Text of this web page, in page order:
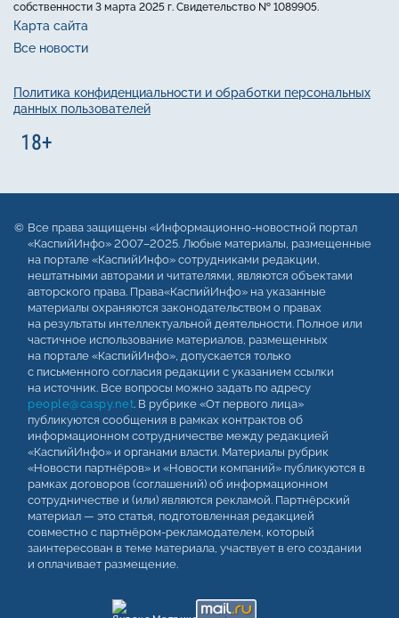
собственности 3 марта 2025 г. Свидетельство № 1089905.
Карта сайта
Все новости
Политика конфиденциальности и обработки персональных
данных пользователей
Все права защищены «Информационно-новостной портал
«КаспийИнфо» 2007–2025. Любые материалы, размещенные
на портале «КаспийИнфо» сотрудниками редакции,
нештатными авторами и читателями, являются объектами
авторского права. Права«КаспийИнфо» на указанные
материалы охраняются законодательством о правах
на результаты интеллектуальной деятельности. Полное или
частичное использование материалов, размещенных
на портале «КаспийИнфо», допускается только
с письменного согласия редакции с указанием ссылки
на источник. Все вопросы можно задать по адресу
people@caspy.net. В рубрике «От первого лица»
публикуются сообщения в рамках контрактов об
информационном сотрудничестве между редакцией
«КаспийИнфо» и органами власти. Материалы рубрик
«Новости партнёров» и «Новости компаний» публикуются в
рамках договоров (соглашений) об информационном
сотрудничестве и (или) являются рекламой. Партнёрский
материал — это статья, подготовленная редакцией
совместно с партнёром-рекламодателем, который
заинтересован в теме материала, участвует в его создании
и оплачивает размещение.